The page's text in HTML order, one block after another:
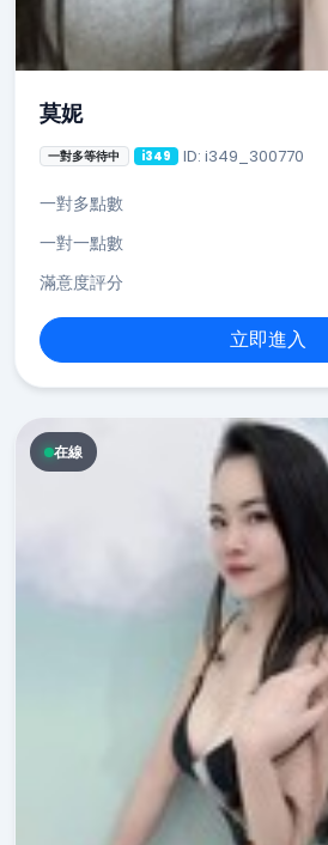
莫妮
一對多等待中 i349 ID: i349_300770
一對多點數
一對一點數
滿意度評分
立即進入
在線